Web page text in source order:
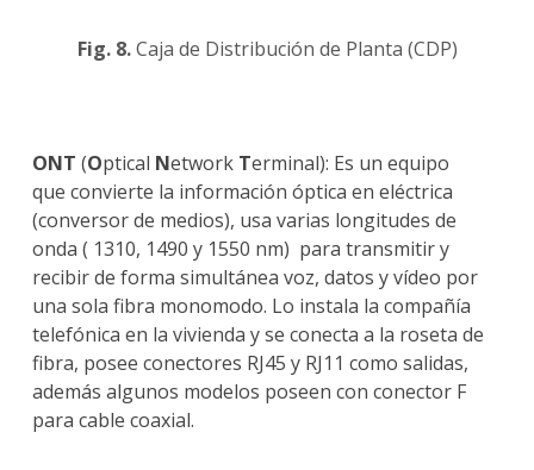
Fig. 8.Caja de Distribución de Planta (CDP)
ONT (Optical Network Terminal): Es un equipo
que convierte la información óptica en eléctrica
(conversor de medios), usa varias longitudes de
onda ( 1310, 1490 y 1550 nm) para transmitir y
recibir de forma simultánea voz, datos y vídeo por
una sola fibra monomodo. Lo instala la compañía
telefónica en la vivienda y se conecta a la roseta de
fibra, posee conectores RJ45 y RJ11 como salidas,
además algunos modelos poseen con conector F
para cable coaxial.